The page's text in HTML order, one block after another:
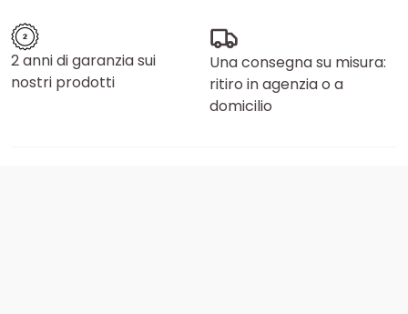
2 anni di garanzia sui
nostri prodotti
Una consegna su misura:
ritiro in agenzia o a
domicilio